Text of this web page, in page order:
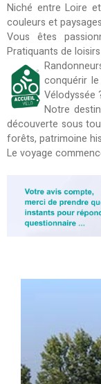
Niché entre Loire
couleurs et
Vous êtes
Pratiquants de
conquérir
Vélodyssée
Notre
découverte sous
forêts, patrimoine
Le voyage